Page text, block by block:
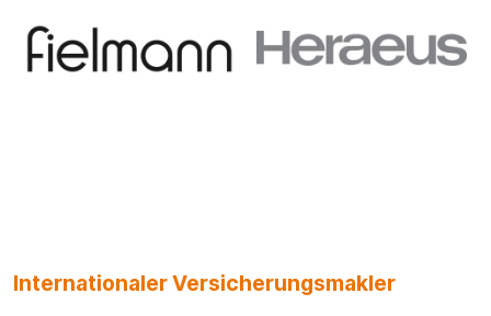
Internationaler Versicherungsmakler